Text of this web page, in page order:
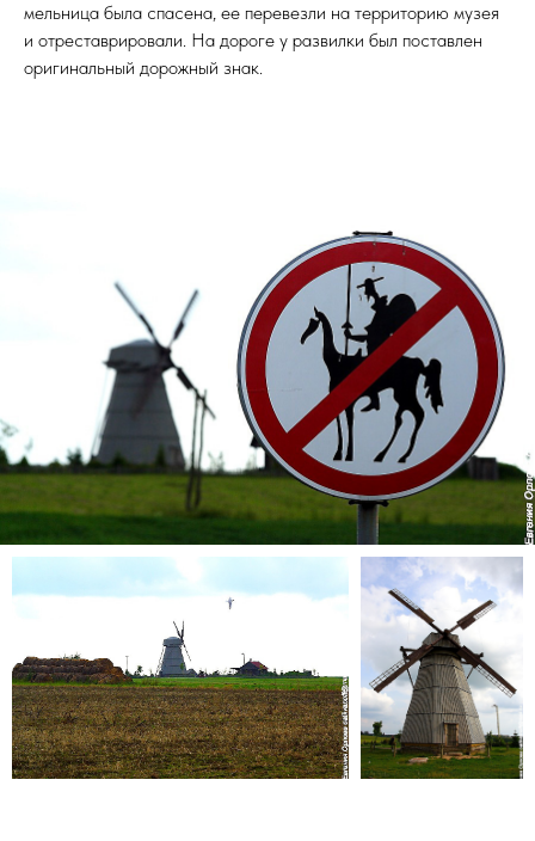
мельница была спасена, ее перевезли на территорию музея
и отреставрировали. На дороге у развилки был поставлен
оригинальный дорожный знак.